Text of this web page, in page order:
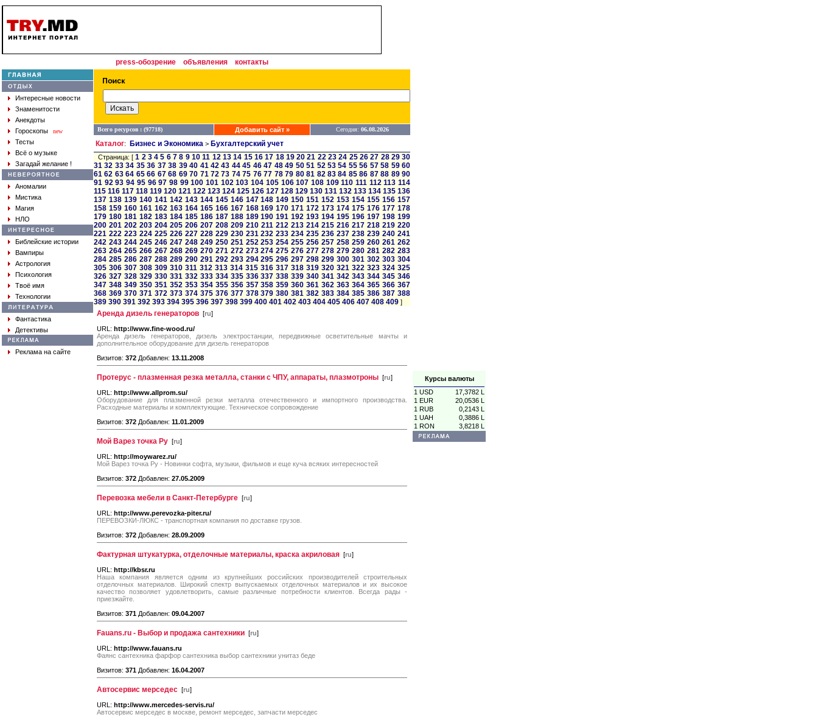
Курсы валюты
1 USD
17,3782 L
1 EUR
20,0536 L
1 RUB
0,2143 L
1 UAH
0,3886 L
1 RON
3,8218 L
press-обозрение объявления контакты
Интересные новости
Знаменитости
Анекдоты
Гороскопы
new
Тесты
Всё о музыке
Загадай желание !
Аномалии
Мистика
Магия
НЛО
Библейские истории
Вампиры
Астрология
Психология
Твоё имя
Технологии
Фантастика
Детективы
Реклама на сайте
Всего ресурсов : (97718) Добавить сайт » Сегодня: 06.08.2026
Каталог: Бизнес и Экономика > Бухгалтерский учет
Страница: [1 2 3 4 5 6 7 8 9 10 11 12 13 14 15 16 17 18 19 20 21 22 23 24 25 26 27 28 29 30
31 32 33 34 35 36 37 38 39 40 41 42 43 44 45 46 47 48 49 50 51 52 53 54 55 56 57 58 59 60
61 62 63 64 65 66 67 68 69 70 71 72 73 74 75 76 77 78 79 80 81 82 83 84 85 86 87 88 89 90
91 92 93 94 95 96 97 98 99 100 101 102 103 104 105 106 107 108 109 110 111 112 113 114
115 116 117 118 119 120 121 122 123 124 125 126 127 128 129 130 131 132 133 134 135 136
137 138 139 140 141 142 143 144 145 146 147 148 149 150 151 152 153 154 155 156 157
158 159 160 161 162 163 164 165 166 167 168 169 170 171 172 173 174 175 176 177 178
179 180 181 182 183 184 185 186 187 188 189 190 191 192 193 194 195 196 197 198 199
200 201 202 203 204 205 206 207 208 209 210 211 212 213 214 215 216 217 218 219 220
221 222 223 224 225 226 227 228 229 230 231 232 233 234 235 236 237 238 239 240 241
242 243 244 245 246 247 248 249 250 251 252 253 254 255 256 257 258 259 260 261 262
263 264 265 266 267 268 269 270 271 272 273 274 275 276 277 278 279 280 281 282 283
284 285 286 287 288 289 290 291 292 293 294 295 296 297 298 299 300 301 302 303 304
305 306 307 308 309 310 311 312 313 314 315 316 317 318 319 320 321 322 323 324 325
326 327 328 329 330 331 332 333 334 335 336 337 338 339 340 341 342 343 344 345 346
347 348 349 350 351 352 353 354 355 356 357 358 359 360 361 362 363 364 365 366 367
368 369 370 371 372 373 374 375 376 377 378 379 380 381 382 383 384 385 386 387 388
389 390 391 392 393 394 395 396 397 398 399 400 401 402 403 404 405 406 407 408 409 ]
Аренда дизель генераторов [ru]
URL: http://www.fine-wood.ru/
Аренда дизель генераторов, дизель электростанции, передвижные осветительные мачты и
дополнительное оборудование для дизель генераторов
Визитов: 372 Добавлен: 13.11.2008
Протерус - плазменная резка металла, станки с ЧПУ, аппараты, плазмотроны [ru]
URL: http://www.allprom.su/
Оборудование для плазменной резки металла отечественного и импортного производства.
Расходные материалы и комплектующие. Техническое сопровождение
Визитов: 372 Добавлен: 11.01.2009
Мой Варез точка Ру [ru]
URL: http://moywarez.ru/
Мой Варез точка Ру - Новинки софта, музыки, фильмов и еще куча всяких интересностей
Визитов: 372 Добавлен: 27.05.2009
Перевозка мебели в Санкт-Петербурге [ru]
URL: http://www.perevozka-piter.ru/
ПЕРЕВОЗКИ-ЛЮКС - транспортная компания по доставке грузов.
Визитов: 372 Добавлен: 28.09.2009
Фактурная штукатурка, отделочные материалы, краска акриловая [ru]
URL: http://kbsr.ru
Наша компания является одним из крупнейших российских производителей строительных
отделочных материалов. Широкий спектр выпускаемых отделочных материалов и их высокое
качество позволяет удовлетворить, самые различные потребности клиентов. Всегда рады -
приезжайте.
Визитов: 371 Добавлен: 09.04.2007
Fauans.ru - Выбор и продажа сантехники [ru]
URL: http://www.fauans.ru
Фаянс сантехника фарфор сантехника выбор сантехники унитаз беде
Визитов: 371 Добавлен: 16.04.2007
Автосервис мерседес [ru]
URL: http://www.mercedes-servis.ru/
Автосервис мерседес в москве, ремонт мерседес, запчасти мерседес